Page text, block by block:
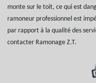
monte sur le toit, ce qui est
ramoneur professionnel est
par rapport à la qualité des
contacter Ramonage Z.T.